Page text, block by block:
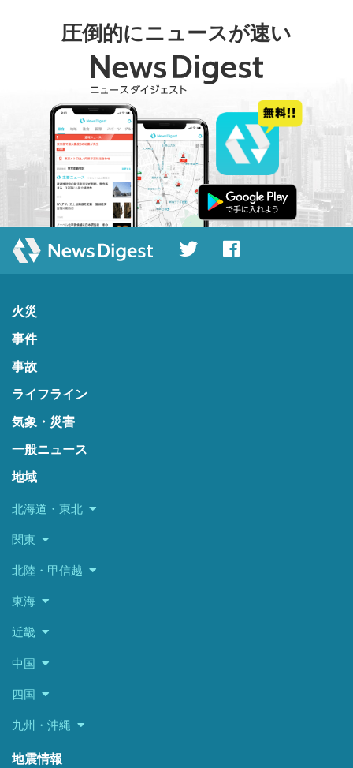
圧倒的にニュースが速い
火災
事件
事故
ライフライン
気象・災害
一般ニュース
地域
北海道・東北
関東
北陸・甲信越
東海
近畿
中国
四国
九州・沖縄
地震情報